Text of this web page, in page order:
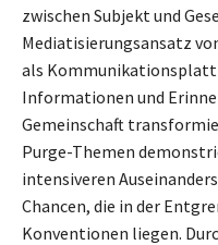
zwischen Subjekt und
Mediatisierungsansatz
als
Informationen und
Gemeinschaft
Purge-Themen
intensiveren
Chancen, die in der
Konventionen liegen.